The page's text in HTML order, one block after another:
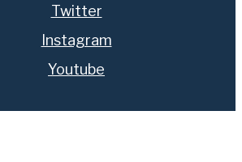
Twitter
Instagram
Youtube